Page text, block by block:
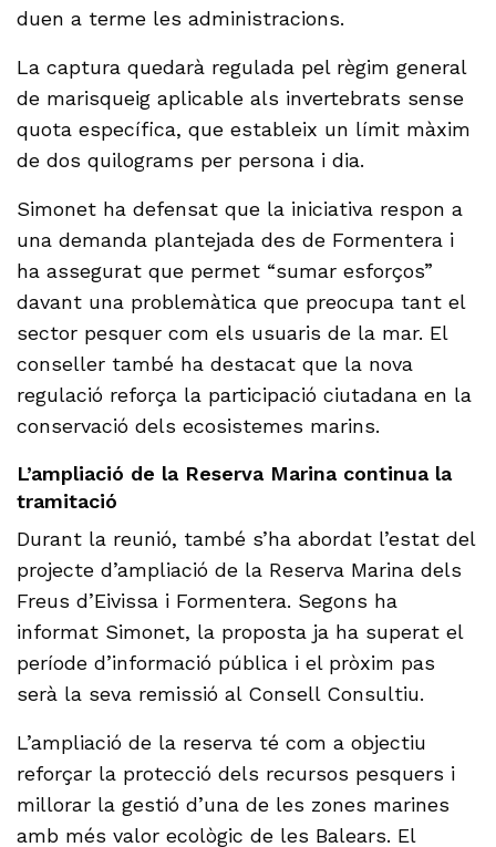
duen a terme les administracions.
La captura quedarà regulada pel règim general
de marisqueig aplicable als invertebrats sense
quota específica, que estableix un límit màxim
de dos quilograms per persona i dia.
Simonet ha defensat que la iniciativa respon a
una demanda plantejada des de Formentera i
ha assegurat que permet “sumar esforços”
davant una problemàtica que preocupa tant el
sector pesquer com els usuaris de la mar. El
conseller també ha destacat que la nova
regulació reforça la participació ciutadana en la
conservació dels ecosistemes marins.
L’ampliació de la Reserva Marina continua la
tramitació
Durant la reunió, també s’ha abordat l’estat del
projecte d’ampliació de la Reserva Marina dels
Freus d’Eivissa i Formentera. Segons ha
informat Simonet, la proposta ja ha superat el
període d’informació pública i el pròxim pas
serà la seva remissió al Consell Consultiu.
L’ampliació de la reserva té com a objectiu
reforçar la protecció dels recursos pesquers i
millorar la gestió d’una de les zones marines
amb més valor ecològic de les Balears. El